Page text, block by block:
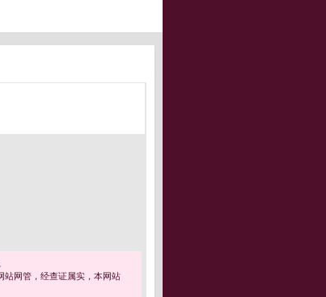
站网管，经查证属实，本网站